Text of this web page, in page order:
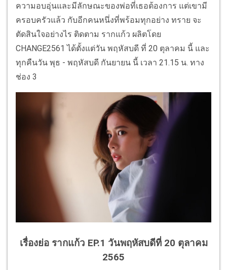
ความอบอุ่นและมีลักษณะของพ่อที่เธอต้องการ แต่เขามี
ครอบครัวแล้ว กับอีกคนหนึ่งที่พร้อมทุกอย่าง ทราย จะ
ตัดสินใจอย่างไร ติดตาม รากแก้ว ผลิตโดย
CHANGE2561 ได้ตั้งแต่วัน พฤหัสบดี ที่ 20 ตุลาคม นี้ และ
ทุกคืนวัน พุธ - พฤหัสบดี กันยายน นี้ เวลา 21.15 น. ทาง
ช่อง 3
เรื่องย่อ รากแก้ว EP.1 วันพฤหัสบดีที่ 20 ตุลาคม
2565